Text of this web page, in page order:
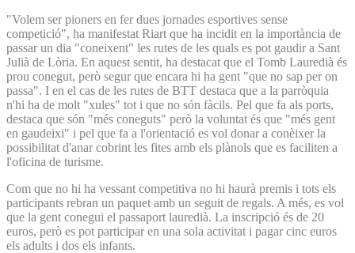
"Volem ser pioners en fer dues jornades esportives sense
competició", ha manifestat Riart que ha incidit en la importància de
passar un dia "coneixent" les rutes de les quals es pot gaudir a Sant
Julià de Lòria. En aquest sentit, ha destacat que el Tomb Lauredià és
prou conegut, però segur que encara hi ha gent "que no sap per on
passa". I en el cas de les rutes de BTT destaca que a la parròquia
n'hi ha de molt "xules" tot i que no són fàcils. Pel que fa als ports,
destaca que són "més coneguts" però la voluntat és que "més gent
en gaudeixi" i pel que fa a l'orientació es vol donar a conèixer la
possibilitat d'anar cobrint les fites amb els plànols que es faciliten a
l'oficina de turisme.
Com que no hi ha vessant competitiva no hi haurà premis i tots els
participants rebran un paquet amb un seguit de regals. A més, es vol
que la gent conegui el passaport lauredià. La inscripció és de 20
euros, però es pot participar en una sola activitat i pagar cinc euros
els adults i dos els infants.